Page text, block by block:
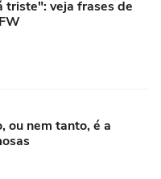
triste": veja frases de
ou nem tanto, é a